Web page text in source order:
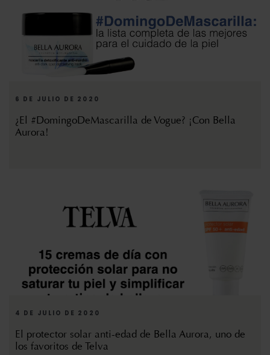
6 DE JULIO DE 2020
¿El #DomingoDeMascarilla de Vogue? ¡Con Bella
Aurora!
4 DE JULIO DE 2020
El protector solar anti-edad de Bella Aurora, uno de
los favoritos de Telva